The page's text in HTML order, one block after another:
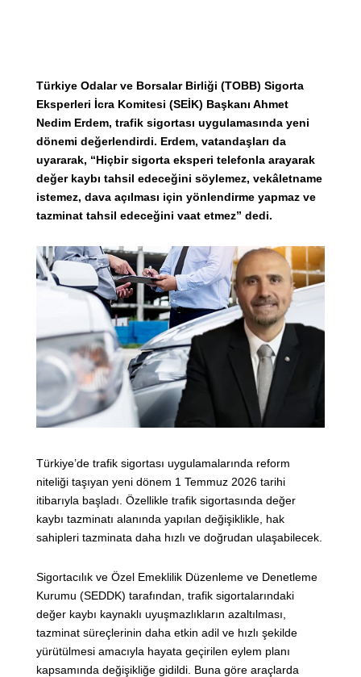
Türkiye Odalar ve Borsalar Birliği (TOBB) Sigorta
Eksperleri İcra Komitesi (SEİK) Başkanı Ahmet
Nedim Erdem, trafik sigortası uygulamasında yeni
dönemi değerlendirdi. Erdem, vatandaşları da
uyararak, “Hiçbir sigorta eksperi telefonla arayarak
değer kaybı tahsil edeceğini söylemez, vekâletname
istemez, dava açılması için yönlendirme yapmaz ve
tazminat tahsil edeceğini vaat etmez” dedi.
Türkiye’de trafik sigortası uygulamalarında reform
niteliği taşıyan yeni dönem 1 Temmuz 2026 tarihi
itibarıyla başladı. Özellikle trafik sigortasında değer
kaybı tazminatı alanında yapılan değişiklikle, hak
sahipleri tazminata daha hızlı ve doğrudan ulaşabilecek.
Sigortacılık ve Özel Emeklilik Düzenleme ve Denetleme
Kurumu (SEDDK) tarafından, trafik sigortalarındaki
değer kaybı kaynaklı uyuşmazlıkların azaltılması,
tazminat süreçlerinin daha etkin adil ve hızlı şekilde
yürütülmesi amacıyla hayata geçirilen eylem planı
kapsamında değişikliğe gidildi. Buna göre araçlarda